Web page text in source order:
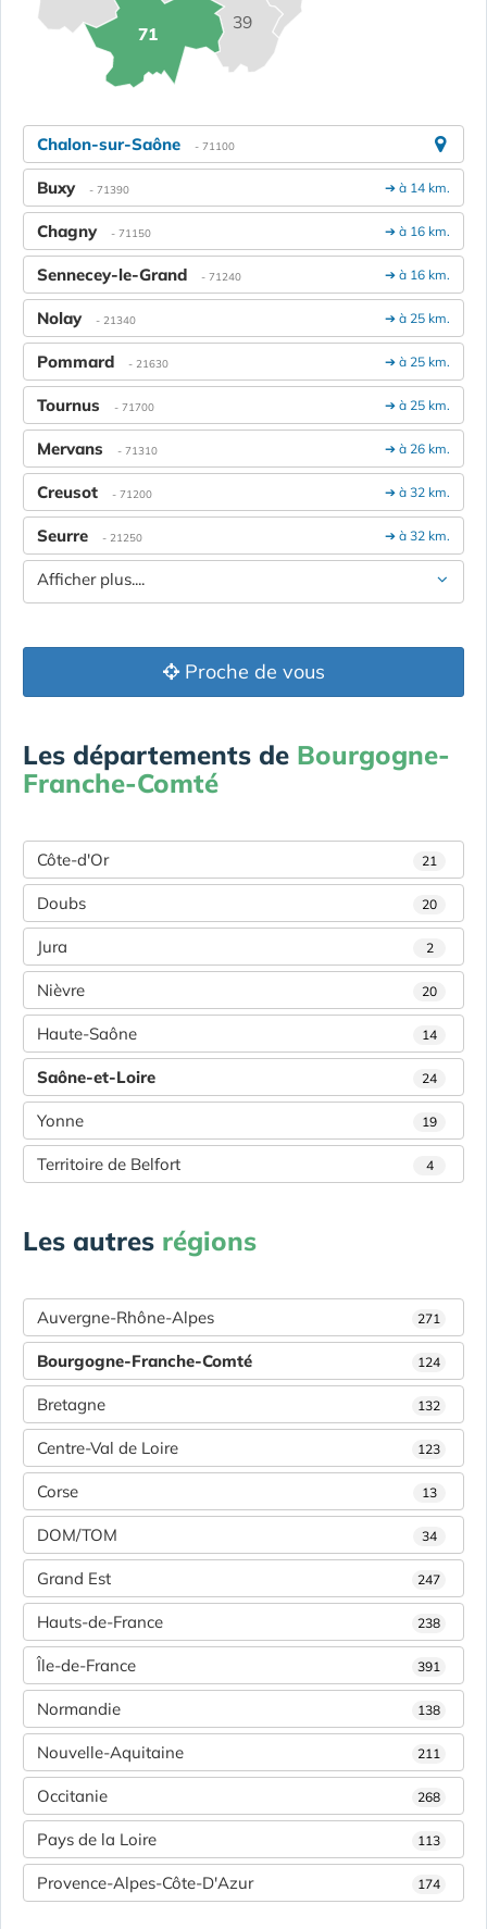
39
71
Chalon-sur-Saône - 71100
➔ à 14 km.
Buxy - 71390
➔ à 16 km.
Chagny - 71150
➔ à 16 km.
Sennecey-le-Grand - 71240
➔ à 25 km.
Nolay - 21340
➔ à 25 km.
Pommard - 21630
➔ à 25 km.
Tournus - 71700
➔ à 26 km.
Mervans - 71310
➔ à 32 km.
Creusot - 71200
➔ à 32 km.
Seurre - 21250
Afficher plus....
Proche de vous
Les départements de Bourgogne-
Franche-Comté
Côte-d'Or 21
Doubs 20
Jura 2
Nièvre 20
Haute-Saône 14
Saône-et-Loire 24
Yonne 19
Territoire de Belfort 4
Les autres régions
Auvergne-Rhône-Alpes 271
Bourgogne-Franche-Comté 124
Bretagne 132
Centre-Val de Loire 123
Corse 13
DOM/TOM 34
Grand Est 247
Hauts-de-France 238
Île-de-France 391
Normandie 138
Nouvelle-Aquitaine 211
Occitanie 268
Pays de la Loire 113
Provence-Alpes-Côte-D'Azur 174